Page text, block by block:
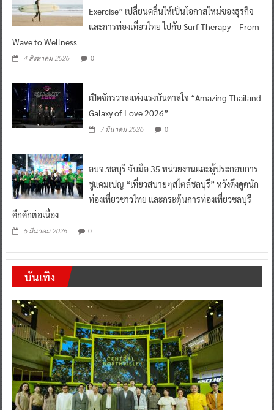
Exercise” เปลี่ยนคลื่นให้เป็นโอกาสใหม่ของธุรกิจ
และการท่องเที่ยวไทย ไปกับ Surf Therapy – From
Wave to Wellness
4 สิงหาคม 2026 0
เปิดจักรวาลแห่งแรงบันดาลใจ “Amazing Thailand
Galaxy of Love 2026”
7 มีนาคม 2026 0
อบจ.ชลบุรี จับมือ 35 หน่วยงานและผู้ประกอบการ
ชูแคมเปญ “เที่ยวสบายๆสไตล์ชลบุรี” หวังดึงดูดนัก
ท่องเที่ยวชาวไทย และกระตุ้นการท่องเที่ยวชลบุรี
คึกคักต่อเนื่อง
5 มีนาคม 2026 0
บันเทิง